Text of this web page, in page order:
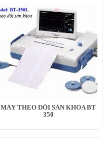
MÁY THEO DÕI SẢN KHOA BT
350